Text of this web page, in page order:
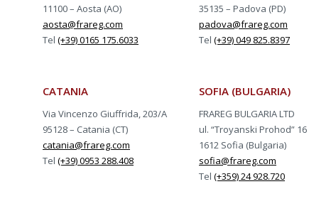
11100 – Aosta (AO)
aosta@frareg.com
Tel (+39) 0165 175.6033
35135 – Padova (PD)
padova@frareg.com
Tel (+39) 049 825.8397
CATANIA
Via Vincenzo Giuffrida, 203/A
95128 – Catania (CT)
catania@frareg.com
Tel (+39) 0953 288.408
SOFIA (BULGARIA)
FRAREG BULGARIA LTD
ul. “Troyanski Prohod” 16
1612 Sofia (Bulgaria)
sofia@frareg.com
Tel (+359) 24 928.720